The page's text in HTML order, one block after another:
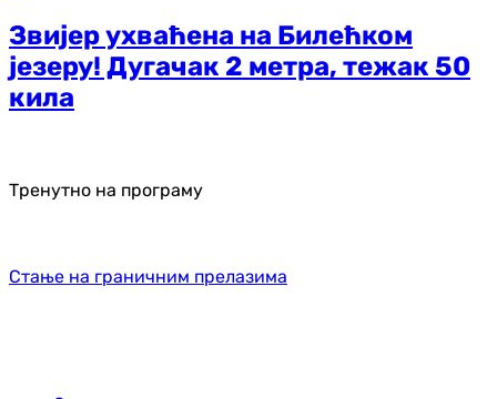
Звијер ухваћена на Билећком
језеру! Дугачак 2 метра, тежак 50
кила
Тренутно на програму
Стање на граничним прелазима